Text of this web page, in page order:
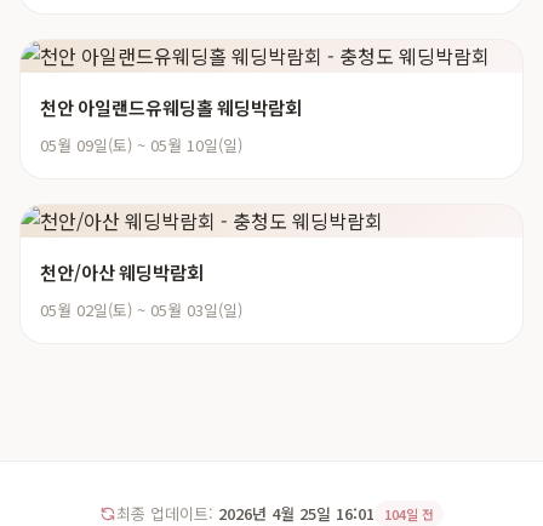
천안 아일랜드유웨딩홀 웨딩박람회
05월 09일(토) ~ 05월 10일(일)
천안/아산 웨딩박람회
05월 02일(토) ~ 05월 03일(일)
최종 업데이트: 2026년 4월 25일 16:01 104일 전